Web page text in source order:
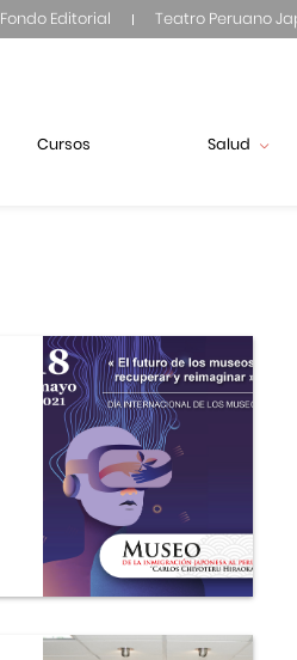
Fondo Editorial Teatro Peruano
Cursos Salud